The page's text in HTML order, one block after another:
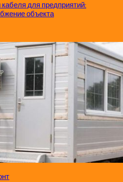
для предприятий:
объекта